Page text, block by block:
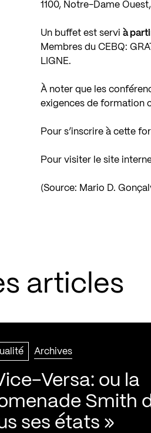
1100, Notre-Dame
Un buffet est servià
Membres du CEBQ:
LIGNE.
À noter que les
exigences de formation
Pour s’inscrire à cette
Pour visiter le site
(Source: Mario D.
articles
Archives
Versa: ou la
Smith
ses états »